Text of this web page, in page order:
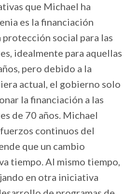
que Michael ha
es la financiación
social para las
idealmente para aquellas
pero debido a la
actual, el gobierno solo
la financiación a las
de 70 años. Michael
continuos del
que un cambio
tiempo. Al mismo tiempo,
en otra iniciativa